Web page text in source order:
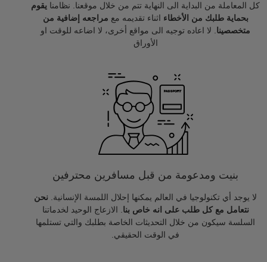
كل المعاملة من البداية الى النهاية تتم من خلال موقعنا. نظامنا يقوم
بحماية طلبك من الأخطاء اثناء تقديمه مع مراجعه إضافية من
متخصصينا . لا اعاده توجيه الى مواقع أخرى، لا اضاعه للوقت او
الأوراق
بنيت ومدعومة من قبل مسافرين محترفين
لا يوجد أي تكنولوجيا في العالم يمكنها إحلال اللمسة الإنسانية. نحن
نتعامل مع كل طلب على انه خاص بنا . الازعاج الوحيد لخدماتنا
السلسة سيكون من خلال التحديثات الخاصة بطلبك والتي تستلمها
في الوقت الحقيقي.